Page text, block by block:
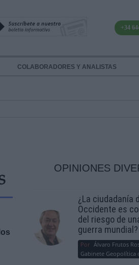
+34
COLABORADORES Y ANALISTAS
OPINIONES
¿La ciudadanía
Occidente es
del riesgo de
guerra mundial?
Por Álvaro Frutos
Gabinete Geopolítica